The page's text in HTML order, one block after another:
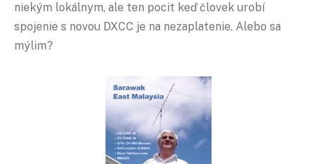
niekým lokálnym, ale ten pocit keď človek urobí
spojenie s novou DXCC je na nezaplatenie. Alebo sa
mýlim?